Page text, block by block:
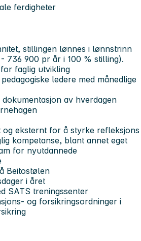
ferdigheter
stillingen lønnes i lønnstrinn
736 900 pr år i 100 % stilling).
for faglig utvikling
ledere med månedlige
dokumentasjon av hverdagen
og eksternt for å styrke refleksjons
kompetanse, blant annet eget
for nyutdannede
Beitostølen
i året
SATS treningssenter
og forsikringsordninger i